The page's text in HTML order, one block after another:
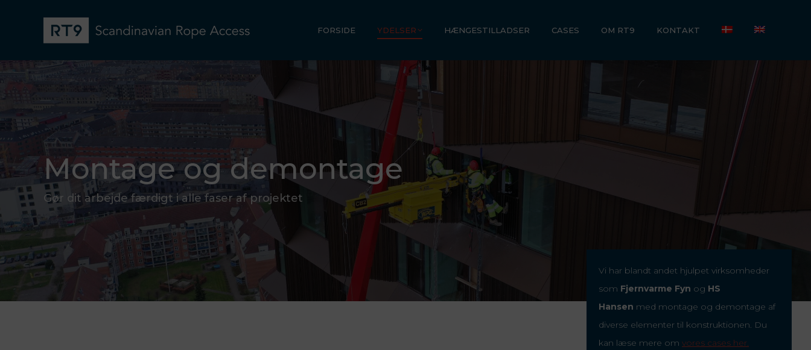
FORSIDE YDELSER HÆNGESTILLADSER CASES OM RT9 KONTAKT
Montage og demontage
Gør dit arbejde færdigt i alle faser af projektet
Vi har blandt andet hjulpet virksomheder
som Fjernvarme Fyn og HS
Hansen med montage og demontage af
diverse elementer til konstruktionen. Du
kan læse mere om vores cases her.